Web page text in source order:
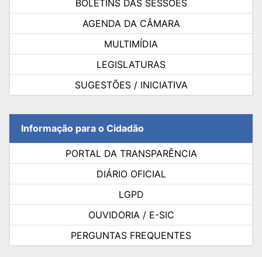
BOLETINS DAS SESSÕES
AGENDA DA CÂMARA
MULTIMÍDIA
LEGISLATURAS
SUGESTÕES / INICIATIVA
Informação para o Cidadão
PORTAL DA TRANSPARÊNCIA
DIÁRIO OFICIAL
LGPD
OUVIDORIA / E-SIC
PERGUNTAS FREQUENTES